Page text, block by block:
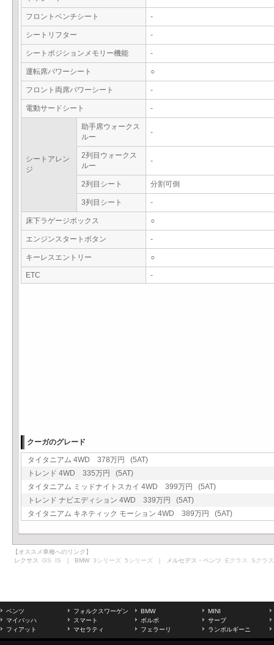
フロントベンチシート -
シートリフター -
シートポジションメモリー機能 -
運転席パワーシート ○
フロント両席パワーシート -
電動サードシート -
シートアレン
ジ
助手席ウォークス
ルー
-
2列目ウォークス
ルー
-
2列目シート 分割可倒
3列目シート -
床下ラゲージボックス ○
エンジンスタートボタン -
キーレスエントリー ○
ETC -
クーガのグレード
タイタニアム 4WD 378万円 (5AT)
トレンド 4WD 335万円 (5AT)
タイタニアム ミッドナイトスカイ 4WD 399万円 (5AT)
トレンド ナビエディション 4WD 339万円 (5AT)
タイタニアム キネティック モーション 4WD 389万円 (5AT)
【オススメ車種へのリンク】
レクサス GS IS ｜ BMW 3シリーズ 5シリーズ ｜ メルセデス・ベンツ Eクラス Sクラス
ベンツ フォルクスワーゲン BMW
MINI
マイバッハ
スマート ボルボ
サーブ
フィアット
マセラティ フェラーリ ランボルギーニ